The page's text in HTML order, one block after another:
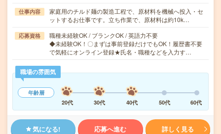
仕事内容
家庭用のチルド麺の製造工程で、原材料を機械へ投入・セ
ットするお仕事です。立ち作業で、原材料は約10k…
応募資格
職種未経験OK / ブランクOK / 英語力不要
◆未経験OK！〇まずは事前登録だけでもOK！履歴書不要
で気軽にオンライン登録★氏名・職種などを入力す…
職場の雰囲気
年齢層
20代
30代 40代 50代 60代
気になる! 応募へ進む 詳しく見る